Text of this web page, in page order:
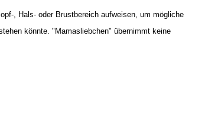
, Hals- oder Brustbereich aufweisen, um mögliche
könnte. "Mamasliebchen" übernimmt keine